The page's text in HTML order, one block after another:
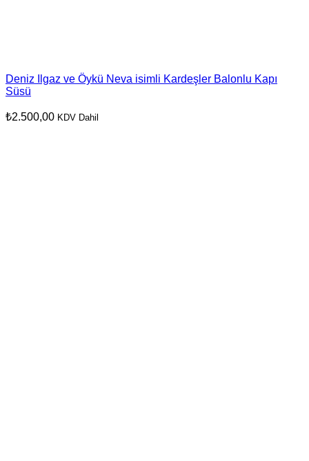
Deniz Ilgaz ve Öykü Neva isimli Kardeşler Balonlu Kapı
Süsü
₺2.500,00 KDV Dahil